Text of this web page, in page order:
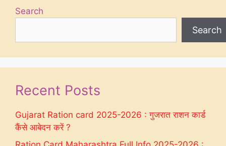
Search
Search
Recent Posts
Gujarat Ration card 2025-2026 : गुजरात राशन कार्ड
कैंसे आबेदन करें ?